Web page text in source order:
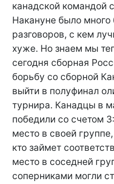
канадской командой
Накануне было много
разговоров, с кем
хуже. Но знаем мы
сегодня сборная
борьбу со сборной
выйти в полуфинал
турнира. Канадцы в
победили со счетом
место в своей
кто займет
место в соседней
соперниками могли